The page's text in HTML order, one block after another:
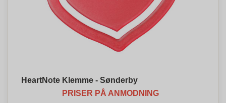
HeartNote Klemme - Sønderby
PRISER PÅ ANMODNING